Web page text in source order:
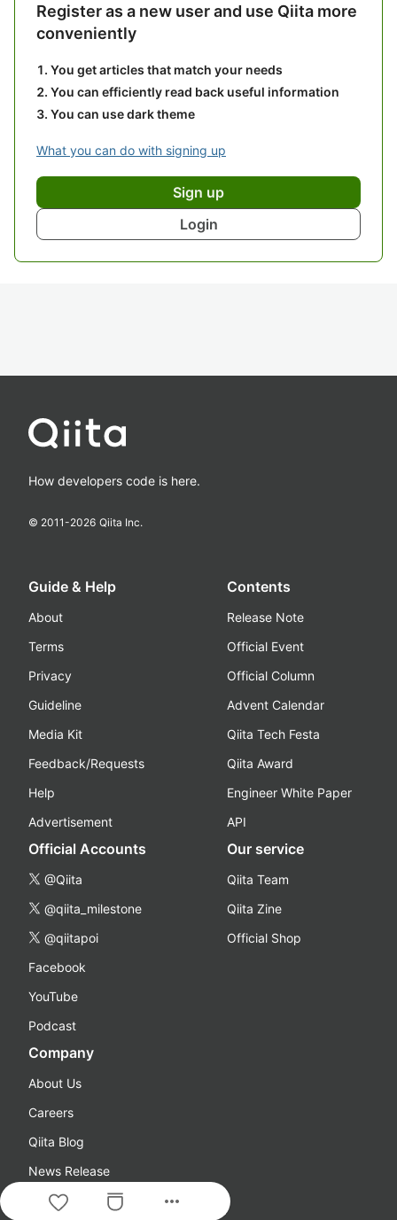
Register as a new user and use Qiita more
conveniently
You get articles that match your needs
You can efficiently read back useful information
You can use dark theme
What you can do with signing up
Sign up
Login
more_horiz
How developers code is here.
© 2011-2026 Qiita Inc.
Guide & Help
About
Terms
Privacy
Guideline
Media Kit
Feedback/Requests
Help
Advertisement
Contents
Release Note
Official Event
Official Column
Advent Calendar
Qiita Tech Festa
Qiita Award
Engineer White Paper
API
Official Accounts
@Qiita
@qiita_milestone
@qiitapoi
Facebook
YouTube
Podcast
Our service
Qiita Team
Qiita Zine
Official Shop
Company
About Us
Careers
Qiita Blog
News Release